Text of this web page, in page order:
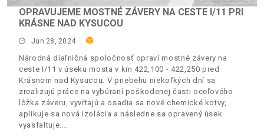
OPRAVUJEME MOSTNÉ ZÁVERY NA CESTE I/11 PRI
KRÁSNE NAD KYSUCOU
Jun 28, 2024
Národná diaľničná spoločnosť opraví mostné závery na
ceste I/11 v úseku mosta v km 422,100 - 422,250 pred
Krásnom nad Kysucou. V priebehu niekoľkých dní sa
zrealizujú práce na vybúraní poškodenej časti oceľového
lôžka záveru, vyvŕtajú a osadia sa nové chemické kotvy,
aplikuje sa nová izolácia a následne sa opravený úsek
vyasfaltuje.